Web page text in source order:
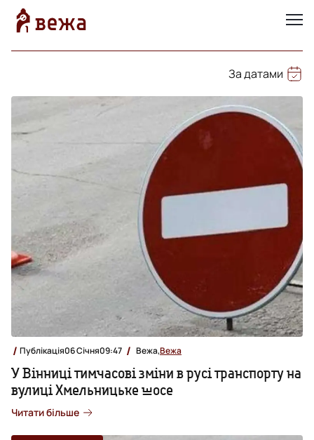
За датами
Публікація06 Січня09:47 Вежа,Вежа
У Вінниці тимчасові зміни в русі транспорту на
вулиці Хмельницьке шосе
Читати більше